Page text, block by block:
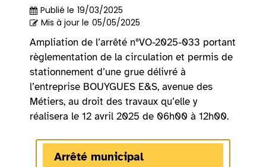
Publié le 19/03/2025
Mis à jour le 05/05/2025
Ampliation de l’arrêté n°VO-2025-033 portant
règlementation de la circulation et permis de
stationnement d’une grue délivré à
l’entreprise BOUYGUES E&S, avenue des
Métiers, au droit des travaux qu’elle y
réalisera le 12 avril 2025 de 06h00 à 12h00.
Arrêté municipal